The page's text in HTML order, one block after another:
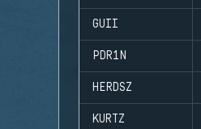
GUII
PDR1N
HERDSZ
KURTZ